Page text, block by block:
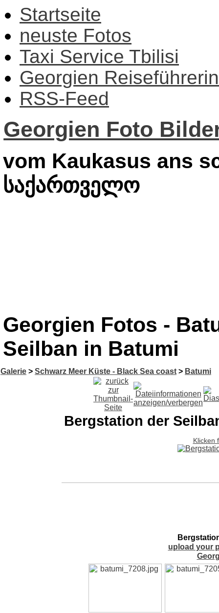
Startseite
neuste Fotos
Taxi Service Tbilisi
Georgien Reiseführerin
RSS-Feed
Georgien Foto
vom Kaukasus ans
საქართველო
Georgien Fotos -
Seilban in Batumi
Galerie > Schwarz Meer Küste - Black Sea coast > Batumi
Bergstation der
Klicken
upload your